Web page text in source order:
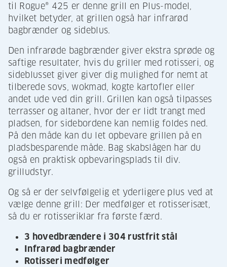
til Rogue® 425 er denne grill en Plus-model,
hvilket betyder, at grillen også har infrarød
bagbrænder og sideblus.
Den infrarøde bagbrænder giver ekstra sprøde og
saftige resultater, hvis du griller med rotisseri, og
sideblusset giver giver dig mulighed for nemt at
tilberede sovs, wokmad, kogte kartofler eller
andet ude ved din grill. Grillen kan også tilpasses
terrasser og altaner, hvor der er lidt trangt med
pladsen, for sidebordene kan nemlig foldes ned.
På den måde kan du let opbevare grillen på en
pladsbesparende måde. Bag skabslågen har du
også en praktisk opbevaringsplads til div.
grilludstyr.
Og så er der selvfølgelig et yderligere plus ved at
vælge denne grill: Der medfølger et rotisserisæt,
så du er rotisseriklar fra første færd.
3 hovedbrændere i 304 rustfrit stål
Infrarød bagbrænder
Rotisseri medfølger